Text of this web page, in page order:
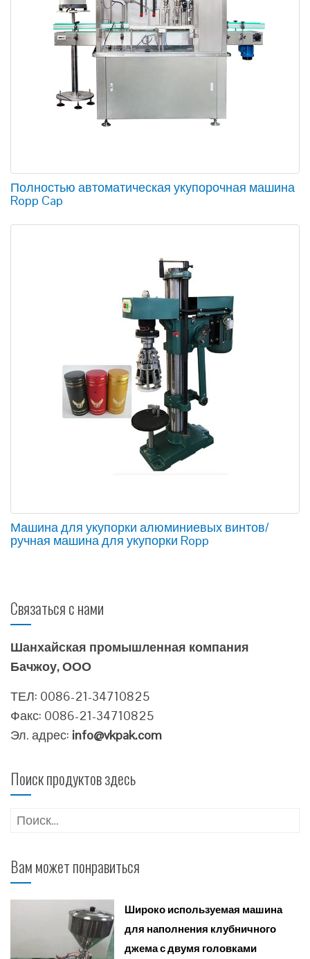
Полностью автоматическая укупорочная машина
Ropp Cap
Машина для укупорки алюминиевых винтов/
ручная машина для укупорки Ropp
Связаться с нами
Шанхайская промышленная компания
Бачжоу, ООО
ТЕЛ: 0086-21-34710825
Факс: 0086-21-34710825
Эл. адрес: info@vkpak.com
Поиск продуктов здесь
Найти:
Вам может понравиться
Широко используемая машина
для наполнения клубничного
джема с двумя головками